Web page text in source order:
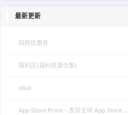
最新更新
网购优惠券
福利区(福利资源合集)
olioli
App Store Price - 发现全球 App Store ...